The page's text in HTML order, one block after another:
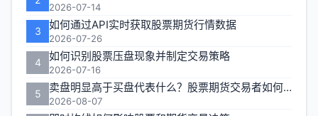
列
表
2026-07-14
3 如何通过API实时获取股票期货行情数据
2026-07-26
4 如何识别股票压盘现象并制定交易策略
2026-07-16
5 卖盘明显高于买盘代表什么？股票期货交易者如何应对
2026-08-07